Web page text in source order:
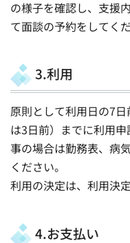
の様子を確認し、支援
て面談の予約をしてくだ
3.利用
原則として利用日の7
は3日前）までに利用
事の場合は勤務表、病
ください。
利用の決定は、利用決
4.お支払い